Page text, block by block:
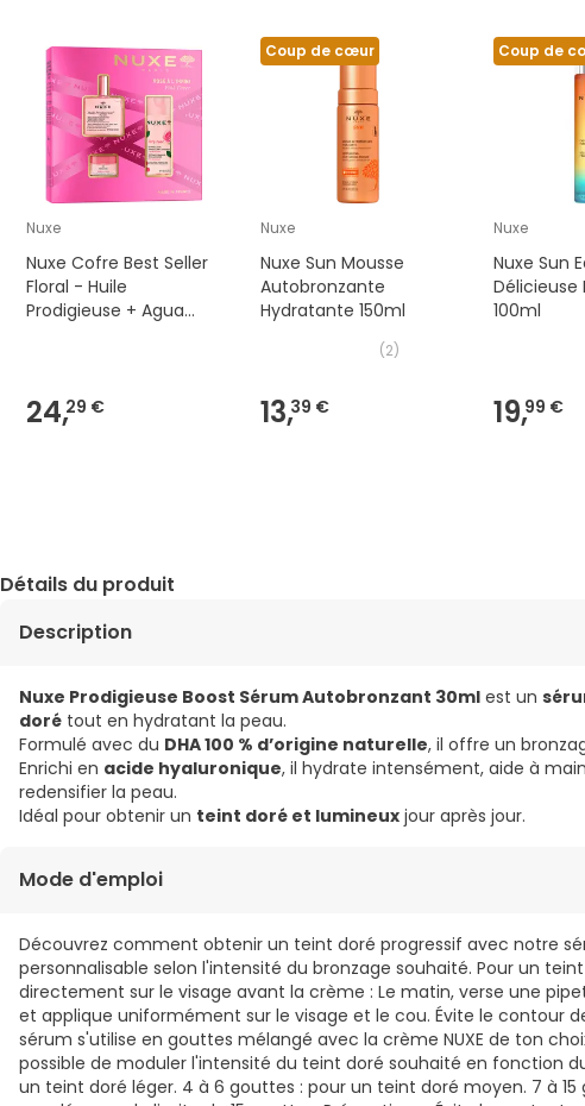
Nuxe
Nuxe Cofre Best Seller
Floral - Huile
Prodigieuse + Agua
24,29 €
Coup de cœur
Nuxe
Nuxe Sun Mousse
Autobronzante
Hydratante 150ml
(2)
13,39 €
Coup de
Nuxe
Nuxe Sun
100ml
19,99 €
Détails du produit
Description
Nuxe Prodigieuse Boost Sérum Autobronzant 30ml est un
doré tout en hydratant la peau.
Formulé avec du DHA 100 % d’origine naturelle, il offre un
Enrichi en acide hyaluronique, il hydrate intensément, aide à
redensifier la peau.
Idéal pour obtenir un teint doré et lumineux jour après jour.
Mode d'emploi
Découvrez comment obtenir un teint doré progressif avec notre
personnalisable selon l'intensité du bronzage souhaité. Pour un
directement sur le visage avant la crème : Le matin, verse une
et applique uniformément sur le visage et le cou. Évite le contour
sérum s'utilise en gouttes mélangé avec la crème NUXE de ton
possible de moduler l'intensité du teint doré souhaité en fonction
un teint doré léger. 4 à 6 gouttes : pour un teint doré moyen. 7 à